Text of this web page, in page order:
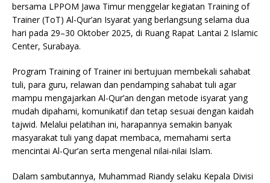
bersama LPPOM Jawa Timur menggelar kegiatan Training of
Trainer (ToT) Al-Qur’an Isyarat yang berlangsung selama dua
hari pada 29–30 Oktober 2025, di Ruang Rapat Lantai 2 Islamic
Center, Surabaya.
Program Training of Trainer ini bertujuan membekali sahabat
tuli, para guru, relawan dan pendamping sahabat tuli agar
mampu mengajarkan Al-Qur’an dengan metode isyarat yang
mudah dipahami, komunikatif dan tetap sesuai dengan kaidah
tajwid. Melalui pelatihan ini, harapannya semakin banyak
masyarakat tuli yang dapat membaca, memahami serta
mencintai Al-Qur’an serta mengenal nilai-nilai Islam.
Dalam sambutannya, Muhammad Riandy selaku Kepala Divisi